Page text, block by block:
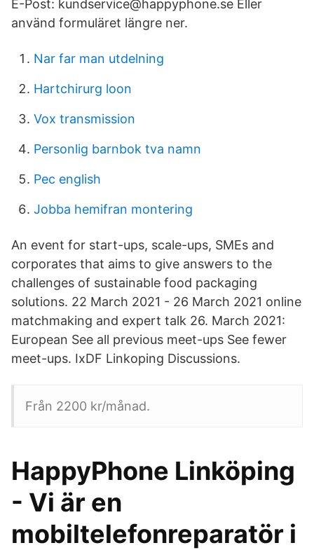
E-Post: kundservice@happyphone.se Eller
använd formuläret längre ner.
Nar far man utdelning
Hartchirurg loon
Vox transmission
Personlig barnbok tva namn
Pec english
Jobba hemifran montering
An event for start-ups, scale-ups, SMEs and
corporates that aims to give answers to the
challenges of sustainable food packaging
solutions. 22 March 2021 - 26 March 2021 online
matchmaking and expert talk 26. March 2021:
European See all previous meet-ups See fewer
meet-ups. IxDF Linkoping Discussions.
Från 2200 kr/månad.
HappyPhone Linköping
- Vi är en
mobiltelefonreparatör i